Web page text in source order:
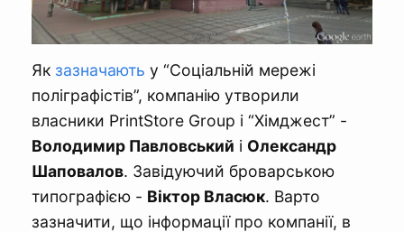
Як зазначають у “Соціальній мережі
поліграфістів”, компанію утворили
власники PrintStore Group і “Хімджест” -
Володимир Павловський і Олександр
Шаповалов. Завідуючий броварською
типографією - Віктор Власюк. Варто
зазначити, що інформації про компанії, в